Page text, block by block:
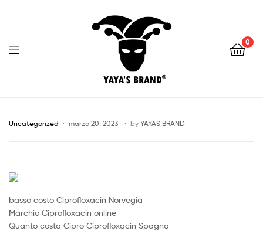
BRAND
0
Uncategorized marzo 20, 2023 by YAYAS BRAND
basso costo Ciprofloxacin Norvegia
Marchio Ciprofloxacin online
Quanto costa Cipro Ciprofloxacin Spagna